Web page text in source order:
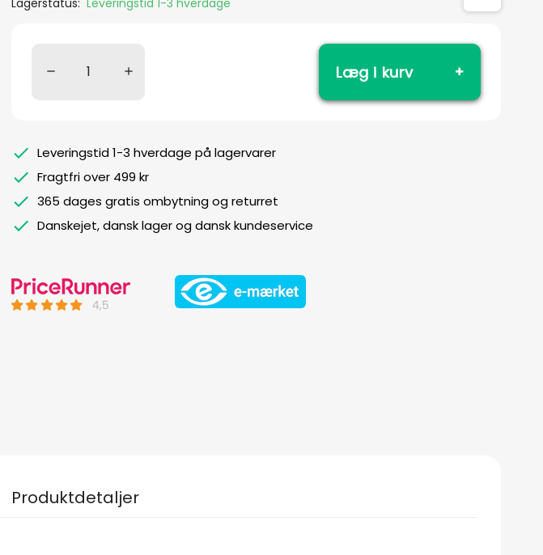
Lagerstatus: Leveringstid 1-3 hverdage
Læg i kurv
Leveringstid 1-3 hverdage på lagervarer
Fragtfri over 499 kr
365 dages gratis ombytning og returret
Danskejet, dansk lager og dansk kundeservice
Produktdetaljer